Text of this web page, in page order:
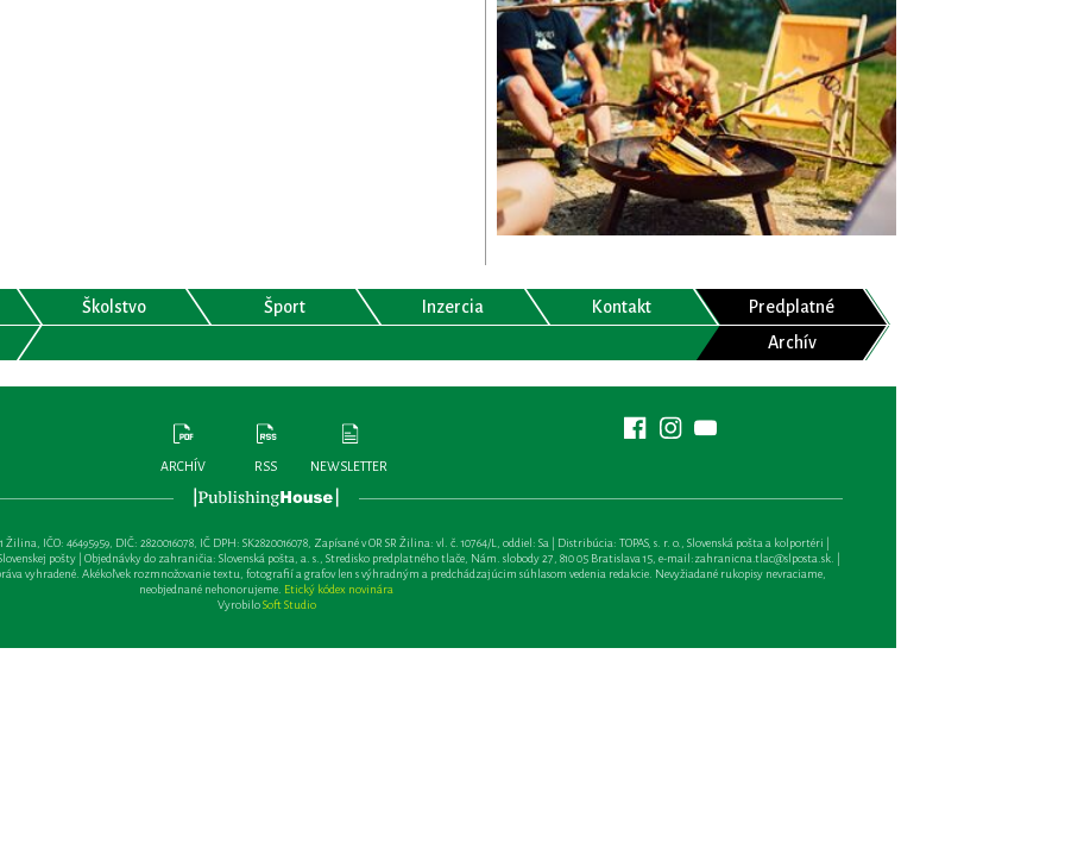
Školstvo Šport Inzercia Kontakt
Predplatné
Archív
ARCHÍV RSS NEWSLETTER
IČO: 46495959, DIČ: 2820016078, IČ DPH: SK2820016078, Zapísané v OR SR Žilina: vl. č. 10764/L, oddiel: Sa | Distribúcia: TOPAS, s. r. o., Slovenská pošta a kolportéri |
pošty | Objednávky do zahraničia: Slovenská pošta, a. s., Stredisko predplatného tlače, Nám. slobody 27, 810 05 Bratislava 15, e-mail:zahranicna.tlac@slposta.sk. |
vyhradené. Akékoľvek rozmnožovanie textu, fotografií a grafov len s výhradným a predchádzajúcim súhlasom vedenia redakcie. Nevyžiadané rukopisy nevraciame,
neobjednané nehonorujeme. Etický kódex novinára
VyrobiloSoft Studio